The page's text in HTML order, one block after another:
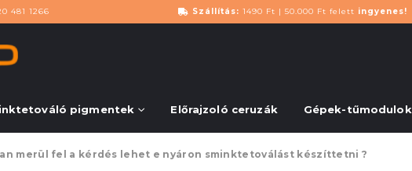
481 1266 Szállítás: 1490 Ft | 50.000 Ft felett ingyenes!
pigmentek Előrajzoló ceruzák Gépek-tűmodulok
merül fel a kérdés lehet e nyáron sminktetoválást készíttetni ?